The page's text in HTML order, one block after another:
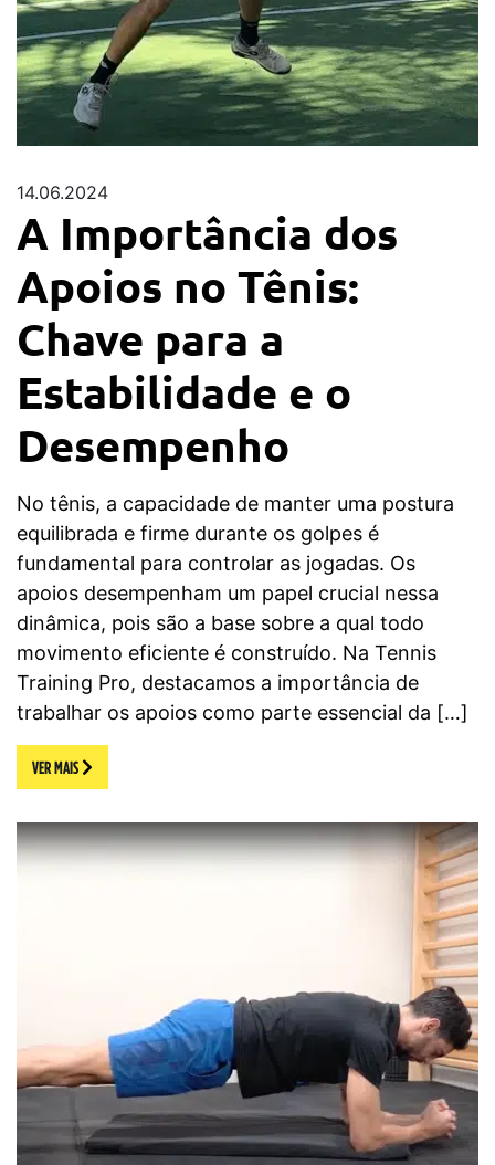
14.06.2024
A Importância dos
Apoios no Tênis:
Chave para a
Estabilidade e o
Desempenho
No tênis, a capacidade de manter uma postura
equilibrada e firme durante os golpes é
fundamental para controlar as jogadas. Os
apoios desempenham um papel crucial nessa
dinâmica, pois são a base sobre a qual todo
movimento eficiente é construído. Na Tennis
Training Pro, destacamos a importância de
trabalhar os apoios como parte essencial da […]
VER MAIS